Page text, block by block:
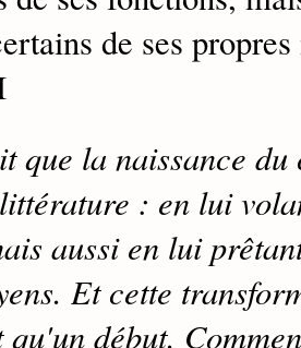
de ses propres
que la naissance
: en lui
aussi en lui
Et cette
qu'un début.